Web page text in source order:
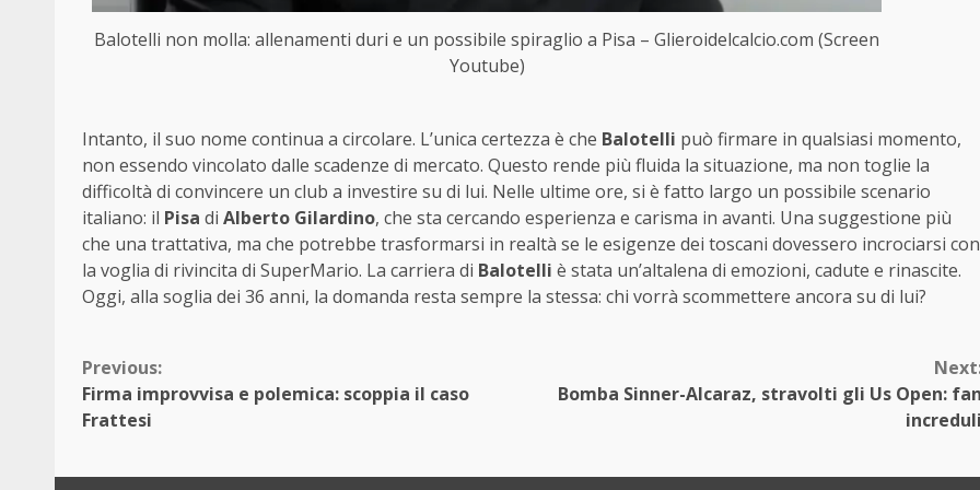
Balotelli non molla: allenamenti duri e un possibile spiraglio a Pisa – Glieroidelcalcio.com (Screen
Youtube)
Intanto, il suo nome continua a circolare. L’unica certezza è che Balotelli può firmare in qualsiasi momento,
non essendo vincolato dalle scadenze di mercato. Questo rende più fluida la situazione, ma non toglie la
difficoltà di convincere un club a investire su di lui. Nelle ultime ore, si è fatto largo un possibile scenario
italiano: il Pisa di Alberto Gilardino, che sta cercando esperienza e carisma in avanti. Una suggestione più
che una trattativa, ma che potrebbe trasformarsi in realtà se le esigenze dei toscani dovessero incrociarsi con
la voglia di rivincita di SuperMario. La carriera di Balotelli è stata un’altalena di emozioni, cadute e rinascite.
Oggi, alla soglia dei 36 anni, la domanda resta sempre la stessa: chi vorrà scommettere ancora su di lui?
Continue
Reading
Previous:
Firma improvvisa e polemica: scoppia il caso
Frattesi
Bomba Sinner-Alcaraz, stravolti gli Us Open: fan
increduli